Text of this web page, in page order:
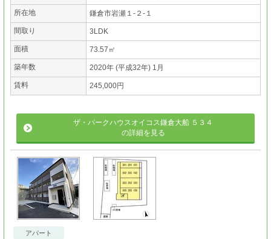
所在地 鎌倉市岩瀬１-２-１
間取り 3LDK
面積 73.57㎡
築年数 2020年 (平成32年) 1月
賃料 245,000円
ザ・パークハウスオイコス鎌倉大船 ５３４
の詳細を見る
アパート